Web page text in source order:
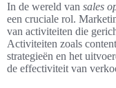
In de wereld van sales
een cruciale rol.
van activiteiten die
Activiteiten zoals
strategieën en het
de effectiviteit van